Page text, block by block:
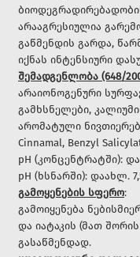
არააგრესიულია
გაწმენდის გარდა,
იქნას ინტენსიური
შემადგენლობა (648/
არაიონოგენური
გამხსნელები,
არომატული
Cinnamal, Benzyl
рН (კონცენტრატში):
рН (ხსნარში): დაახლ.
გამოყენების სფერო:
გამოიყენება
და იატაკის (მათ
გასაწმენდად.